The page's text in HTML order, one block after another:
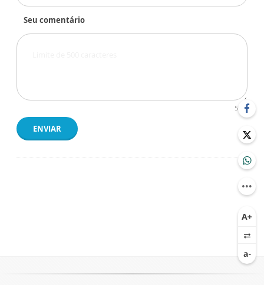
Seu comentário
500
ENVIAR